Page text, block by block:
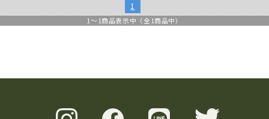
1
1 ～ 1商品表示中（全 1商品中）